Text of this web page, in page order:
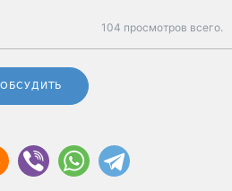
104 просмотров всего.
ОБСУДИТЬ